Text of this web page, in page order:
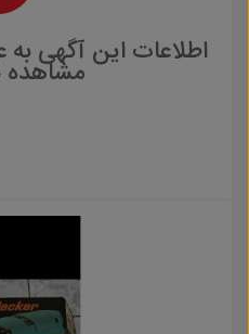
اطلاعات این آگهی
مشاهده